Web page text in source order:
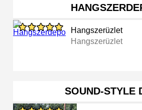
Hangszerüzlet
Hangszerüzlet
SOUND-STYLE